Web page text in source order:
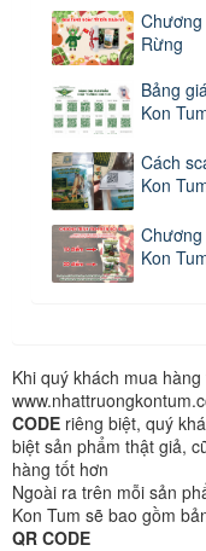
Rừng
Bảng
Kon
Cách
Kon
Kon
Khi quý khách mua hàng
CODE riêng biệt, quý
biệt sản phẩm thật giả,
hàng tốt hơn
Ngoài ra trên mỗi sản
Kon Tum sẽ bao gồm
QR CODE